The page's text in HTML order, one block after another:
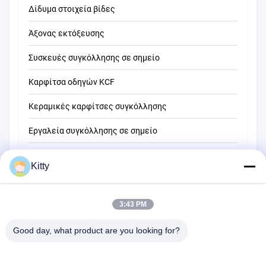
Δίδυμα στοιχεία βίδες
Άξονας εκτόξευσης
Συσκευές συγκόλλησης σε σημείο
Καρφίτσα οδηγών KCF
Κεραμικές καρφίτσες συγκόλλησης
Εργαλεία συγκόλλησης σε σημείο
Kitty
3:43 PM
Good day, what product are you looking for?